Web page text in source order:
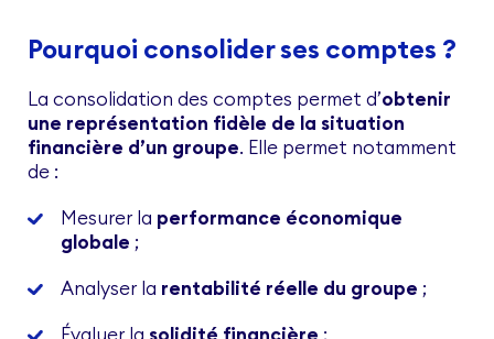
Pourquoi consolider ses comptes ?
La consolidation des comptes permet d’obtenir
une représentation fidèle de la situation
financière d’un groupe. Elle permet notamment
de :
Mesurer la performance économique
globale ;
Analyser la rentabilité réelle du groupe ;
Évaluer la solidité financière ;